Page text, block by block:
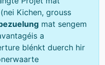
Kichen, grouss
mat sengem
a
blénkt duerch hir